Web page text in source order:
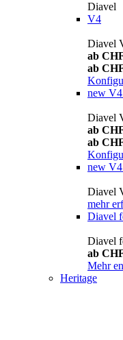
Diavel
V4
Diavel
ab
ab
new
Diavel
ab
ab
new
Diavel
mehr
Diavel
Diavel
ab
Mehr
Heritage